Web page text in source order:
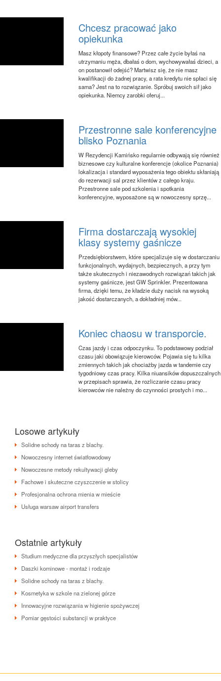
Chcesz pracować jako
opiekunka
Masz kłopoty finansowe? Przez całe życie byłaś na
utrzymaniu męża, dbałaś o dom, wychowywałaś dzieci, a
on postanowił odejść? Martwisz się, że nie masz
kwalifikacji do żadnej pracy, a rata kredytu nie spłaci się
sama? Jest na to rozwiązanie. Spróbuj swoich sił jako
opiekunka. Niemcy zarobki oferuj...
Przestronne sale konferencyjne
blisko Poznania
W Rezydencji Kamińsko regularnie odbywają się również
biznesowe czy kulturalne konferencje (okolice Poznania)
lokalizacja i standard wyposażenia tego obiektu skłaniają
do rezerwacji sal przez klientów z całego kraju.
Przestronne sale pod szkolenia i spotkania
konferencyjne, wyposażone są w nowoczesny sprzę...
Firma dostarczają wysokiej
klasy systemy gaśnicze
Przedsiębiorstwem, które specjalizuje się w dostarczaniu
funkcjonalnych, wydajnych, bezpiecznych, a przy tym
także skutecznych i niezawodnych rozwiązań takich jak
systemy gaśnicze, jest GW Sprinkler. Prezentowana
firma, dzięki temu, że kładzie duży nacisk na wysoką
jakość dostarczanych, a dokładniej mów...
Koniec chaosu w transporcie.
Czas jazdy i czas odpoczynku. To podstawowy podział
czasu jaki obowiązuje kierowców. Pojawia się tu kilka
zmiennych takich jak chociażby jazda w tandemie czy
tygodniowy czas pracy. Kilka niuansików dopuszczalnych
w przepisach sprawia, że rozliczanie czasu pracy
kierowców nie należny do czynności prostych i mo...
Losowe artykuły
Solidne schody na taras z blachy.
Nowoczesny internet światłowodowy
Nowoczesne metody rekultywacji gleby
Fachowe i skuteczne czyszczenie w stolicy
Profesjonalna ochrona mienia w mieście
Usługa warsaw airport transfers
Ostatnie artykuły
Studium medyczne dla przyszłych specjalistów
Daszki kominowe - montaż i rodzaje
Solidne schody na taras z blachy.
Kosmetyka w szkole na zielonej górze
Innowacyjne rozwiązania w higienie spożywczej
Pomiar gęstości substancji w praktyce